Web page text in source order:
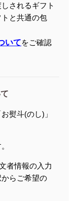
されるギフト
と共通の包
いてをご確認
熨斗(のし)」
者情報の入力
らご希望の